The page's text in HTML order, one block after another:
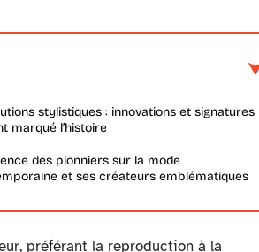
stylistiques : innovations et signatures
marqué l’histoire
des pionniers sur la mode
et ses créateurs emblématiques
préférant la reproduction à la